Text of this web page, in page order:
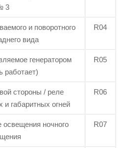
3
и поворотного
вида
R04
генератором
работает)
R05
стороны / реле
и габаритных огней
R06
ночного
R07